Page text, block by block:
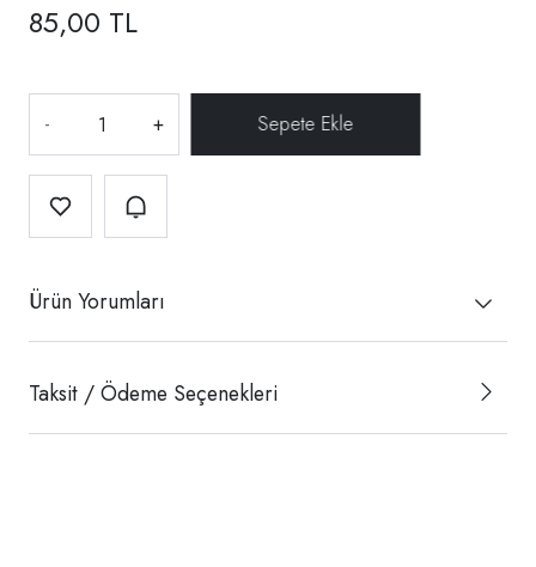
85,00 TL
- +
Ürün Yorumları
Taksit / Ödeme Seçenekleri